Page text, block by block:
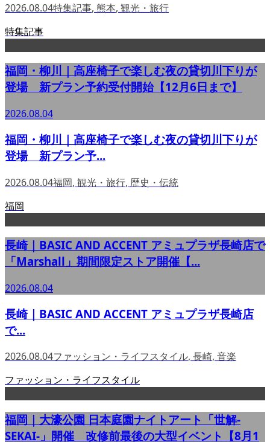
2026.08.04特集記事, 熊本, 観光・旅行
特集記事
福岡・柳川｜高座椅子で楽しむ夜の貸切川下りが
登場 新プラン予約受付開始【12月6日まで】
2026.08.04
福岡・柳川｜高座椅子で楽しむ夜の貸切川下りが
登場 新プラン予...
2026.08.04福岡, 観光・旅行, 歴史・伝統
福岡
長崎｜BASIC AND ACCENT アミュプラザ長崎店で
「Marshall」期間限定ストア開催【...
2026.08.04
長崎｜BASIC AND ACCENT アミュプラザ長崎店
で...
2026.08.04ファッション・ライフスタイル, 長崎, 音楽
ファッション・ライフスタイル
福岡｜大濠公園 日本庭園ナイトアート「世解-
SEKAI-」開催 改修前最後の大型イベント【8月1